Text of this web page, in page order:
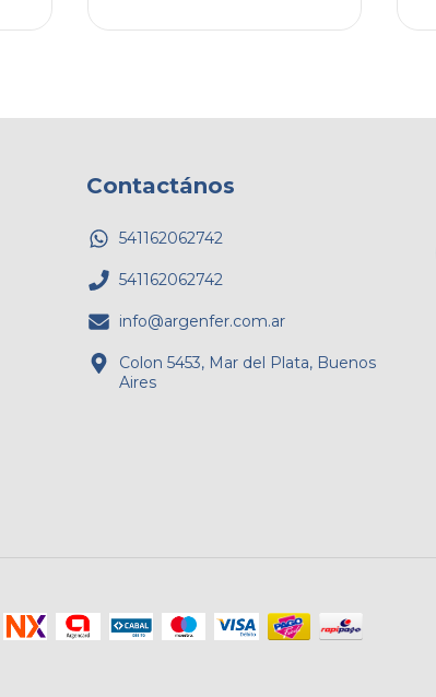
Contactános
541162062742
541162062742
info@argenfer.com.ar
Colon 5453, Mar del Plata, Buenos
Aires